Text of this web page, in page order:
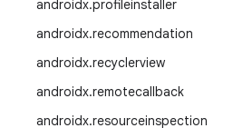
androidx.profileinstaller
androidx.recommendation
androidx.recyclerview
androidx.remotecallback
androidx.resourceinspection